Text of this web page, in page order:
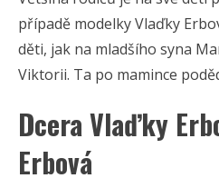
případě modelky Vlaďky
děti, jak na mladšího syna
Viktorii. Ta po mamince
Dcera Vlaďky
Erbová